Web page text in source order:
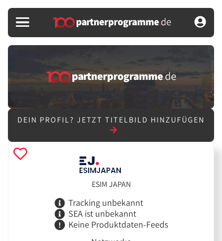
DEIN PROFIL? JETZT TITELBILD HINZUFÜGEN
ESIM JAPAN
Tracking unbekannt
SEA ist unbekannt
Keine Produktdaten-Feeds